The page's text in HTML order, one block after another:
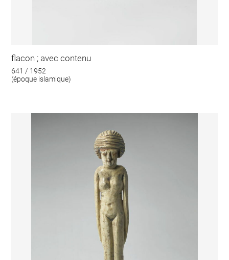
flacon ; avec contenu
641 / 1952
(époque islamique)